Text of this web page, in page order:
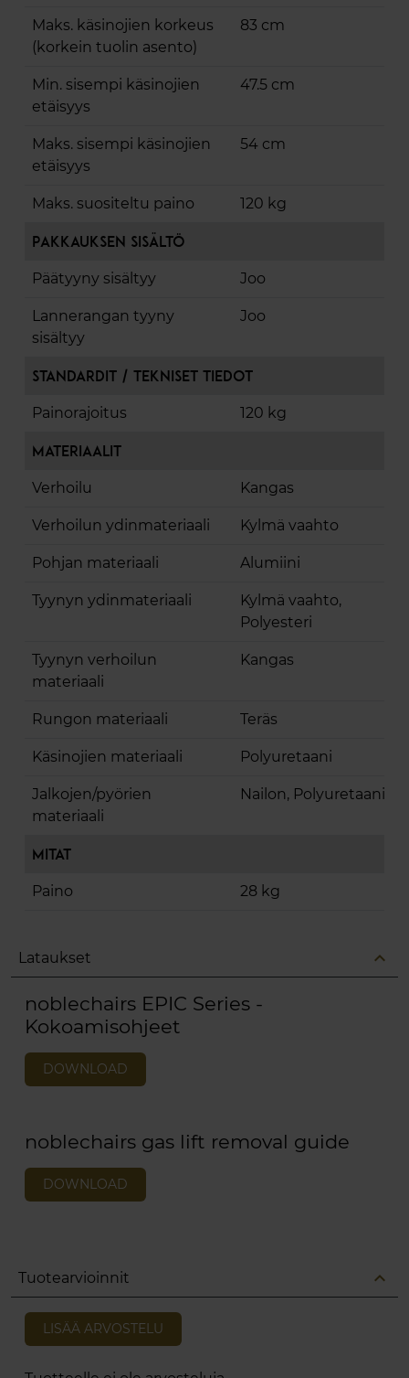
Maks. käsinojien korkeus
(korkein tuolin asento)
83 cm
Min. sisempi käsinojien
etäisyys
47.5 cm
Maks. sisempi käsinojien
etäisyys
54 cm
Maks. suositeltu paino 120 kg
Pakkauksen sisältö
Päätyyny sisältyy Joo
Lannerangan tyyny
sisältyy
Joo
Standardit / Tekniset tiedot
Painorajoitus 120 kg
Materiaalit
Verhoilu Kangas
Verhoilun ydinmateriaali Kylmä vaahto
Pohjan materiaali Alumiini
Tyynyn ydinmateriaali
Kylmä vaahto,
Polyesteri
Tyynyn verhoilun
materiaali
Kangas
Rungon materiaali Teräs
Käsinojien materiaali Polyuretaani
Jalkojen/pyörien
materiaali
Nailon, Polyuretaani
Mitat
Paino 28 kg
Lataukset expand_less
noblechairs EPIC Series -
Kokoamisohjeet
DOWNLOAD
noblechairs gas lift removal guide
DOWNLOAD
Tuotearvioinnit expand_less
LISÄÄ ARVOSTELU